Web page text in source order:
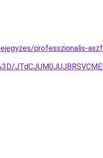
professzionalis-